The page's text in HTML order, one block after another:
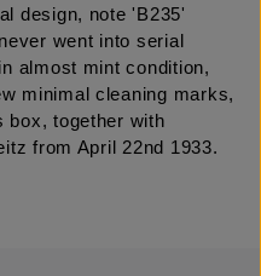
design, note 'B235'
went into serial
almost mint condition,
minimal cleaning marks,
box, together with
from April 22nd 1933.